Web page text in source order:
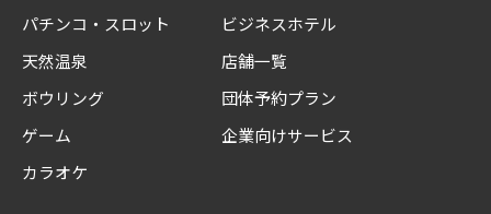
パチンコ・スロット
天然温泉
ボウリング
ゲーム
カラオケ
ビジネスホテル
店舗一覧
団体予約プラン
企業向けサービス